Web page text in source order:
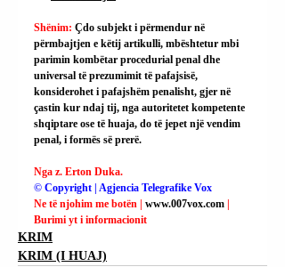
Shënim: Çdo subjekt i përmendur në
përmbajtjen e këtij artikulli, mbështetur mbi
parimin kombëtar procedurial penal dhe
universal të prezumimit të pafajsisë,
konsiderohet i pafajshëm penalisht, gjer në
çastin kur ndaj tij, nga autoritetet kompetente
shqiptare ose të huaja, do të jepet një vendim
penal, i formës së prerë.
Nga z. Erton Duka.
© Copyright | Agjencia Telegrafike Vox
Ne të njohim me botën | www.007vox.com
Burimi yt i informacionit
KRIM
KRIM (I HUAJ)